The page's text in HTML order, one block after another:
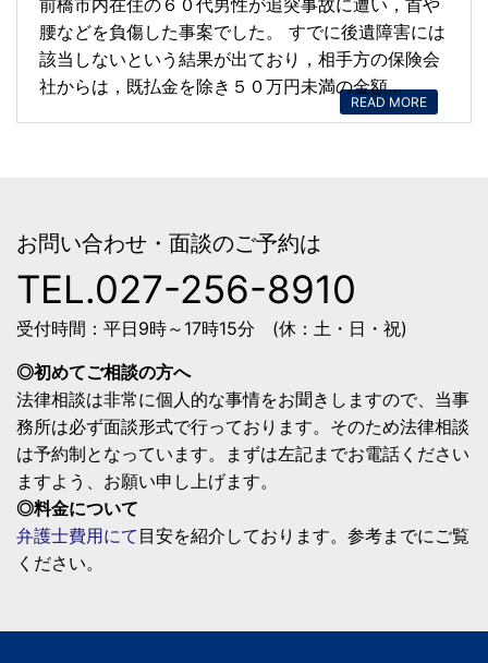
前橋市内在住の６０代男性が追突事故に遭い，首や
腰などを負傷した事案でした。 すでに後遺障害には
該当しないという結果が出ており，相手方の保険会
社からは，既払金を除き５０万円未満の金額…
READ MORE
お問い合わせ・面談のご予約は
TEL.027-256-8910
受付時間：平日9時～17時15分 (休：土・日・祝)
◎初めてご相談の方へ
法律相談は非常に個人的な事情をお聞きしますので、当事
務所は必ず面談形式で行っております。そのため法律相談
は予約制となっています。まずは左記までお電話ください
ますよう、お願い申し上げます。
◎料金について
弁護士費用にて 目安を紹介しております。参考までにご覧
ください。